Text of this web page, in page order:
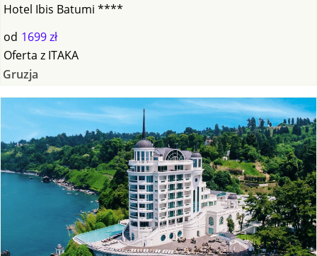
Hotel Ibis Batumi ****
od 1699 zł
Oferta z ITAKA
Gruzja